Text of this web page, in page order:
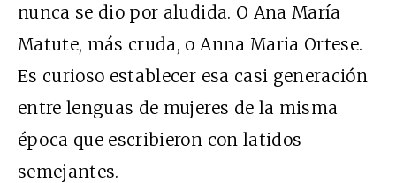
nunca se dio por aludida. O Ana María
Matute, más cruda, o Anna Maria Ortese.
Es curioso establecer esa casi generación
entre lenguas de mujeres de la misma
época que escribieron con latidos
semejantes.